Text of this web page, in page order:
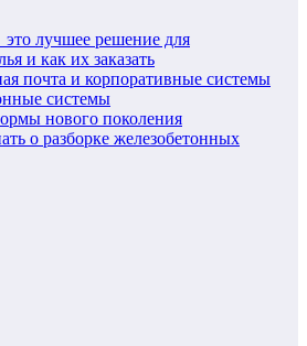
лучшее решение для
и как их заказать
почта и корпоративные системы
системы
нового поколения
о разборке железобетонных